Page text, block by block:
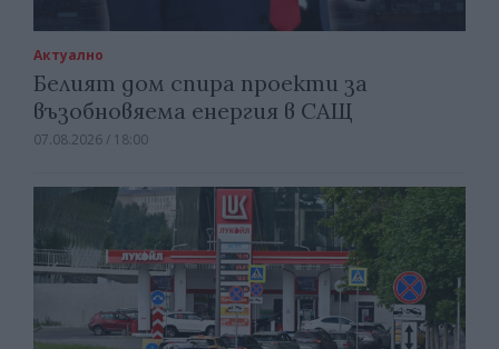
Актуално
Белият дом спира проекти за
възобновяема енергия в САЩ
07.08.2026 / 18:00